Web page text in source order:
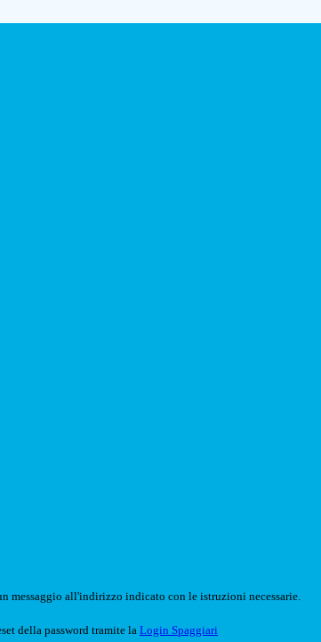
messaggio all'indirizzo indicato con le istruzioni necessarie.
della password tramite la Login Spaggiari